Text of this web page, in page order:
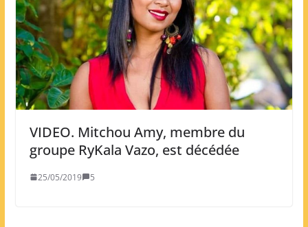
VIDEO. Mitchou Amy, membre du
groupe RyKala Vazo, est décédée
25/05/2019 5